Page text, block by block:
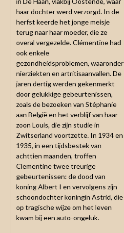
haar dochter werd verzorgd. In de
herfst keerde het jonge meisje
terug naar haar moeder, die ze
overal vergezelde. Clémentine had
ook enkele
gezondheidsproblemen, waaronder
nierziekten en artritisaanvallen. De
jaren dertig werden gekenmerkt
door gelukkige gebeurtenissen,
zoals de bezoeken van Stéphanie
aan België en het verblijf van haar
zoon Louis, die zijn studie in
Zwitserland voortzette. In 1934 en
1935, in een tijdsbestek van
achttien maanden, troffen
Clementine twee treurige
gebeurtenissen: de dood van
koning Albert I en vervolgens zijn
schoondochter koningin Astrid, die
op tragische wijze om het leven
kwam bij een auto-ongeluk.